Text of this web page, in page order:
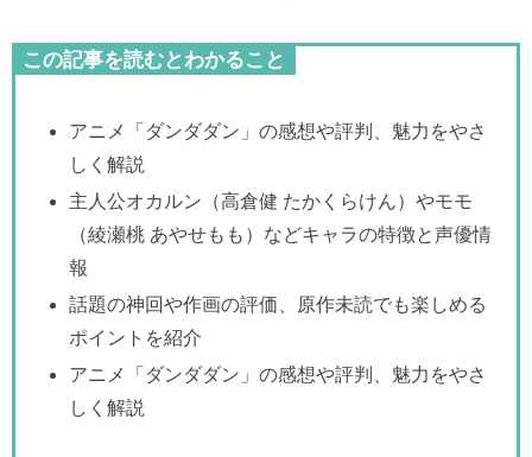
この記事を読むとわかること
アニメ「ダンダダン」の感想や評判、魅力をやさ
しく解説
主人公オカルン（高倉健 たかくらけん）やモモ
（綾瀬桃 あやせもも）などキャラの特徴と声優情
報
話題の神回や作画の評価、原作未読でも楽しめる
ポイントを紹介
アニメ「ダンダダン」の感想や評判、魅力をやさ
しく解説